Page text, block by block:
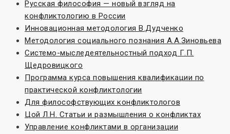
Русская философия — новый взгляд на
конфликтологию в России
Инновационная методология В.Дудченко
Методология социального познания А.А.Зиновьева
Системо-мыследеятельностный подход Г.П.
Щедровицкого
Программа курса повышения квалификации по
практической конфликтологии
Для философствующих конфликтологов
Цой Л.Н. Статьи и размышления о конфликтах
Управление конфликтами в организации